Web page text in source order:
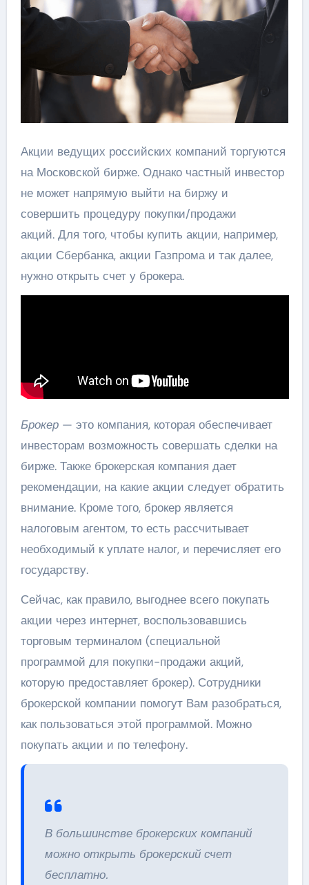
Акции ведущих российских компаний торгуются
на Московской бирже. Однако частный инвестор
не может напрямую выйти на биржу и
совершить процедуру покупки/продажи
акций. Для того, чтобы купить акции, например,
акции Сбербанка, акции Газпрома и так далее,
нужно открыть счет у брокера.
Брокер— это компания, которая обеспечивает
инвесторам возможность совершать сделки на
бирже. Также брокерская компания дает
рекомендации, на какие акции следует обратить
внимание. Кроме того, брокер является
налоговым агентом, то есть рассчитывает
необходимый к уплате налог, и перечисляет его
государству.
Сейчас, как правило, выгоднее всего покупать
акции через интернет, воспользовавшись
торговым терминалом (специальной
программой для покупки-продажи акций,
которую предоставляет брокер). Сотрудники
брокерской компании помогут Вам разобраться,
как пользоваться этой программой. Можно
покупать акции и по телефону.
В большинстве брокерских компаний
можно открыть брокерский счет
бесплатно.